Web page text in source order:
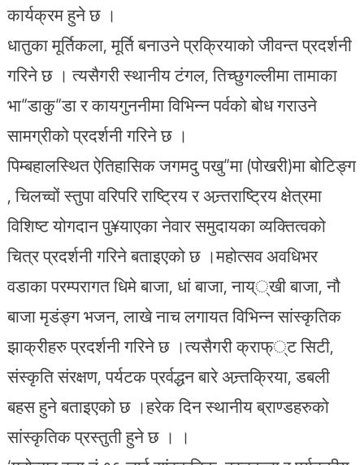
कार्यक्रम हुने छ ।
धातुका मूर्तिकला, मूर्ति बनाउने प्रक्रियाको जीवन्त प्रदर्शनी
गरिने छ । त्यसैगरी स्थानीय टंगल, तिच्छुगल्लीमा तामाका
भा“डाकु“डा र कायगुननीमा विभिन्न पर्वको बोध गराउने
सामग्रीको प्रदर्शनी गरिने छ ।
पिम्बहालस्थित ऐतिहासिक जगमदु पखु“मा (पोखरी)मा बोटिङ्ग
, चिलच्वों स्तुपा वरिपरि राष्ट्रिय र अन्र्तराष्ट्रिय क्षेत्रमा
विशिष्ट योगदान पु¥याएका नेवार समुदायका व्यक्तित्वको
चित्र प्रदर्शनी गरिने बताइएको छ ।महोत्सव अवधिभर
वडाका परम्परागत धिमे बाजा, धां बाजा, नाय््खी बाजा, नौ
बाजा मृडंङ्ग भजन, लाखे नाच लगायत विभिन्न सांस्कृतिक
झाक्रीहरु प्रदर्शनी गरिने छ ।त्यसैगरी क्राफ््ट सिटी,
संस्कृति संरक्षण, पर्यटक प्रर्वद्धन बारे अन्र्तक्रिया, डबली
बहस हुने बताइएको छ ।हरेक दिन स्थानीय ब्राण्डहरुको
सांस्कृतिक प्रस्तुती हुने छ । ।